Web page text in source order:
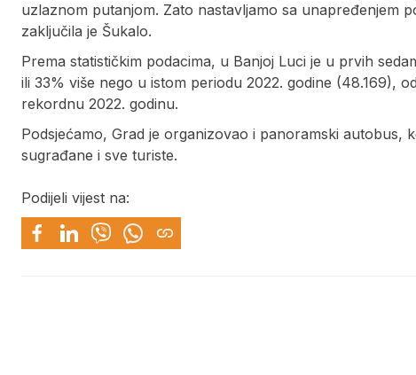
uzlaznom putanjom. Zato nastavljamo sa unapređenjem
zaključila je Šukalo.
Prema statističkim podacima, u Banjoj Luci je u prvih
ili 33% više nego u istom periodu 2022. godine (48.169),
rekordnu 2022. godinu.
Podsjećamo, Grad je organizovao i panoramski
sugrađane i sve turiste.
Podijeli vijest na: